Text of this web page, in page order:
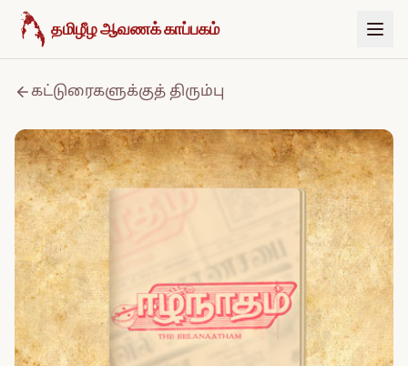
உள்ளடக்கத்திற்குச் செல்க
தமிழீழ ஆவணக் காப்பகம்
கட்டுரைகளுக்குத் திரும்பு